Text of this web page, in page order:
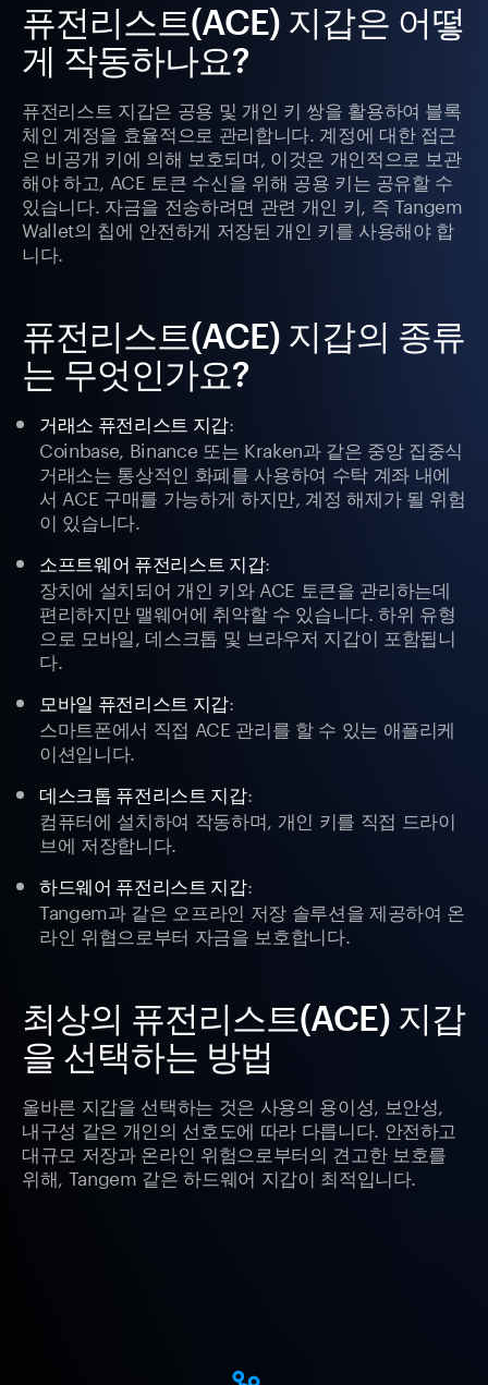
퓨전리스트(ACE) 지갑은 어떻
게 작동하나요?
퓨전리스트 지갑은 공용 및 개인 키 쌍을 활용하여 블록
체인 계정을 효율적으로 관리합니다. 계정에 대한 접근
은 비공개 키에 의해 보호되며, 이것은 개인적으로 보관
해야 하고, ACE 토큰 수신을 위해 공용 키는 공유할 수
있습니다. 자금을 전송하려면 관련 개인 키, 즉 Tangem
Wallet의 칩에 안전하게 저장된 개인 키를 사용해야 합
니다.
퓨전리스트(ACE) 지갑의 종류
는 무엇인가요?
거래소 퓨전리스트 지갑:
Coinbase, Binance 또는 Kraken과 같은 중앙 집중식
거래소는 통상적인 화폐를 사용하여 수탁 계좌 내에
서 ACE 구매를 가능하게 하지만, 계정 해제가 될 위험
이 있습니다.
소프트웨어 퓨전리스트 지갑:
장치에 설치되어 개인 키와 ACE 토큰을 관리하는데
편리하지만 맬웨어에 취약할 수 있습니다. 하위 유형
으로 모바일, 데스크톱 및 브라우저 지갑이 포함됩니
다.
모바일 퓨전리스트 지갑:
스마트폰에서 직접 ACE 관리를 할 수 있는 애플리케
이션입니다.
데스크톱 퓨전리스트 지갑:
컴퓨터에 설치하여 작동하며, 개인 키를 직접 드라이
브에 저장합니다.
하드웨어 퓨전리스트 지갑:
Tangem과 같은 오프라인 저장 솔루션을 제공하여 온
라인 위협으로부터 자금을 보호합니다.
최상의 퓨전리스트(ACE) 지갑
을 선택하는 방법
올바른 지갑을 선택하는 것은 사용의 용이성, 보안성,
내구성 같은 개인의 선호도에 따라 다릅니다. 안전하고
대규모 저장과 온라인 위험으로부터의 견고한 보호를
위해, Tangem 같은 하드웨어 지갑이 최적입니다.